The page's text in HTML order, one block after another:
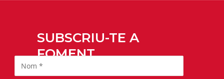
SUBSCRIU-TE A
FOMENT